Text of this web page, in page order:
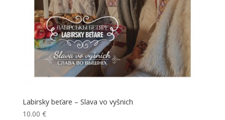
Labirsky beťare – Slava vo vyšnich
10.00 €